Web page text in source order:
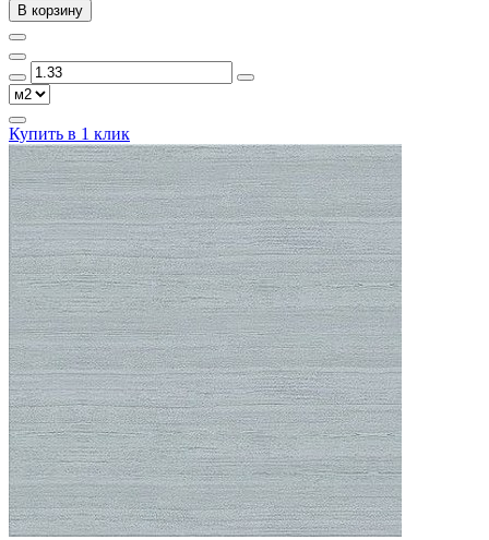
В корзину
Купить в 1 клик